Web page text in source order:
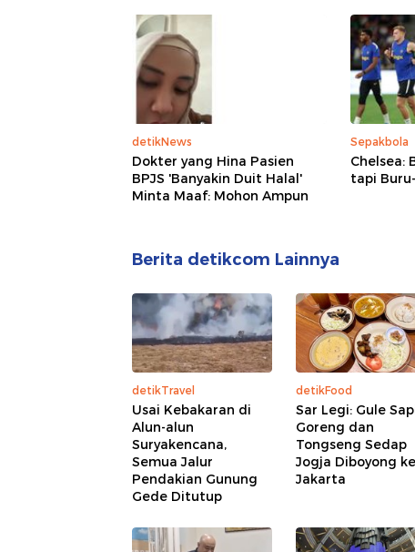
detikNews
Dokter yang Hina Pasien
BPJS 'Banyakin Duit Halal'
Minta Maaf: Mohon Ampun
Sepakbola
Chelsea:
tapi
Berita detikcom Lainnya
detikTravel
Usai Kebakaran di
Alun-alun
Suryakencana,
Semua Jalur
Pendakian Gunung
Gede Ditutup
detikFood
Sar Legi: Gule
Goreng dan
Tongseng Sedap
Jogja Diboyong ke
Jakarta